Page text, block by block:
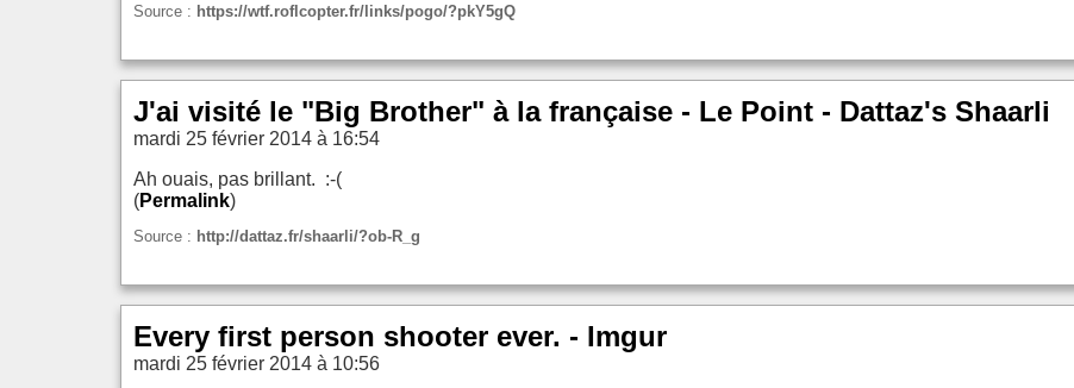
Source : https://wtf.roflcopter.fr/links/pogo/?pkY5gQ
J'ai visité le "Big Brother" à la française - Le Point - Dattaz's Shaarli
mardi 25 février 2014 à 16:54
Ah ouais, pas brillant. :-(
(Permalink)
Source : http://dattaz.fr/shaarli/?ob-R_g
Every first person shooter ever. - Imgur
mardi 25 février 2014 à 10:56